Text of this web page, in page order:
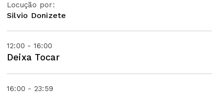
Locução por:
Silvio Donizete
12:00 - 16:00
Deixa Tocar
16:00 - 23:59